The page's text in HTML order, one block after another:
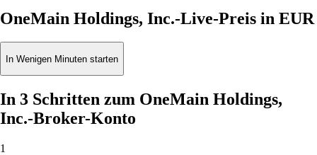
OneMain Holdings, Inc.-Live-Preis in EUR
In Wenigen Minuten starten
In 3 Schritten zum OneMain Holdings,
Inc.-Broker-Konto
1